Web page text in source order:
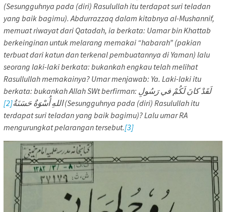
(Sesungguhnya pada (diri) Rasulullah itu terdapat suri teladan
yang baik bagimu). Abdurrazzaq dalam kitabnya al-Mushannif,
memuat riwayat dari Qatadah, ia berkata: Uamar bin Khattab
berkeinginan untuk melarang memakai “habarah” (pakian
terbuat dari katun dan terkenal pembuatannya di Yaman) lalu
seorang laki-laki berkata: bukankah engkau telah melihat
Rasullullah memakainya? Umar menjawab: Ya. Laki-laki itu
berkata: bukankah Allah SWt berfirman: لَقَدْ كانَ لَكُمْ في رَسُولِ
اللهِ أُسْوَةٌ حَسَنَةٌ[2]
(Sesungguhnya pada (diri) Rasulullah itu
terdapat suri teladan yang baik bagimu)? Lalu umar RA
mengurungkat pelarangan tersebut.[3]